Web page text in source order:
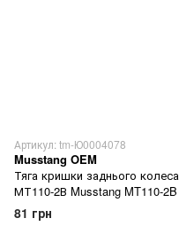
Артикул: tm-Ю0004078
Musstang OEM
Тяга кришки заднього колеса
МТ110-2В Musstang MT110-2B
81 грн